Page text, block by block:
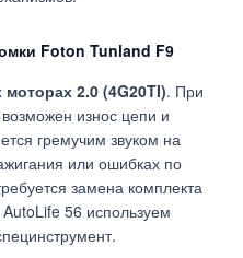
Foton Tunland F9
2.0 (4G20TI). При
износ цепи и
гремучим звуком на
или ошибках по
замена комплекта
56 используем